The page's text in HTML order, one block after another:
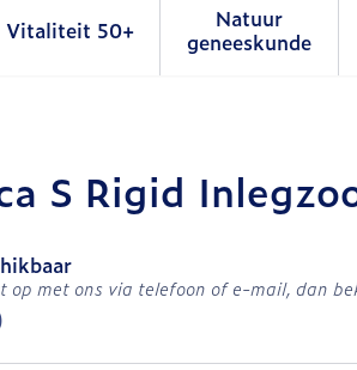
categorie
en vitamines categorie
voor Zwangerschap en kinderen
Vitaliteit 50+Toon submenu voor Vitaliteit
Natuur
geneeskunde
Toon
S Rigid
op met ons via telefoon of e-mail, dan